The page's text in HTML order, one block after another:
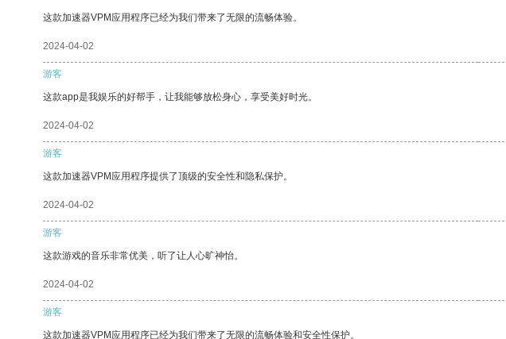
这款加速器VPM应用程序已经为我们带来了无限的流畅体验。
2024-04-02
游客
这款app是我娱乐的好帮手，让我能够放松身心，享受美好时光。
2024-04-02
游客
这款加速器VPM应用程序提供了顶级的安全性和隐私保护。
2024-04-02
游客
这款游戏的音乐非常优美，听了让人心旷神怡。
2024-04-02
游客
这款加速器VPM应用程序已经为我们带来了无限的流畅体验和安全性保护。